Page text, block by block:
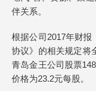
伴关系。
根据公司2017年财报
协议》的相关规定将
青岛金王公司股票
价格为23.2元每股。